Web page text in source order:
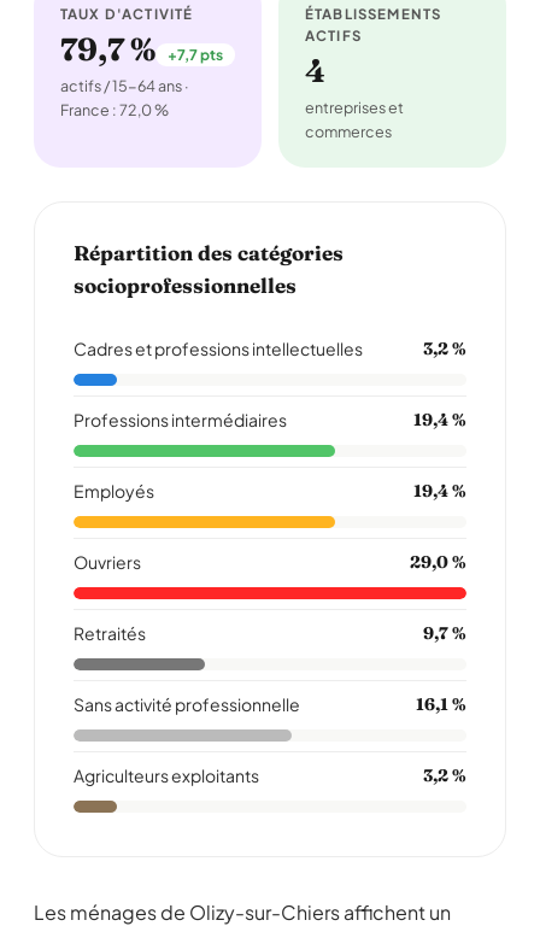
TAUX D'ACTIVITÉ
79,7 % +7,7 pts
actifs / 15-64 ans ·
France : 72,0 %
ÉTABLISSEMENTS
ACTIFS
4
entreprises et
commerces
Répartition des catégories
socioprofessionnelles
Cadres et professions intellectuelles 3,2 %
Professions intermédiaires 19,4 %
Employés 19,4 %
Ouvriers 29,0 %
Retraités 9,7 %
Sans activité professionnelle 16,1 %
Agriculteurs exploitants 3,2 %
Les ménages de Olizy-sur-Chiers affichent un